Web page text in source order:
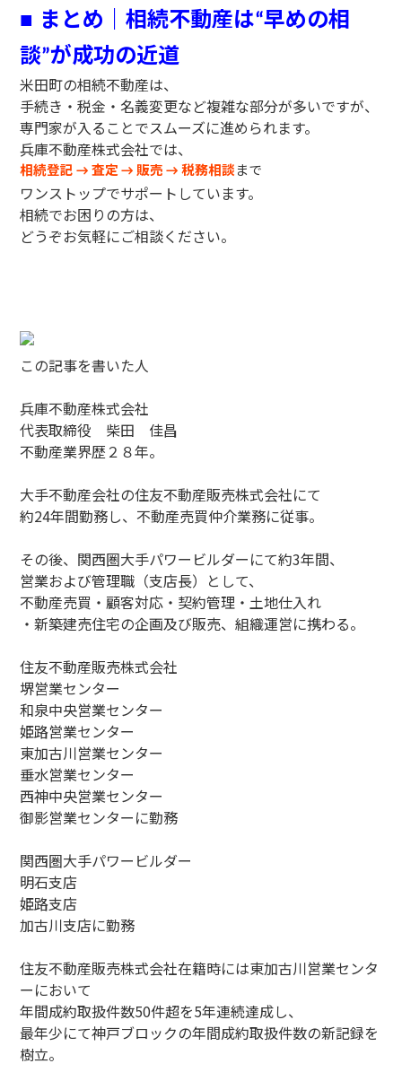
■ まとめ｜相続不動産は“早めの相
談”が成功の近道
米田町の相続不動産は、
手続き・税金・名義変更など複雑な部分が多いですが、
専門家が入ることでスムーズに進められます。
兵庫不動産株式会社では、
相続登記 →査定 →販売 →税務相談まで
ワンストップでサポートしています。
相続でお困りの方は、
どうぞお気軽にご相談ください。
この記事を書いた人
兵庫不動産株式会社
代表取締役 柴田 佳昌
不動産業界歴２８年。
大手不動産会社の住友不動産販売株式会社にて
約24年間勤務し、不動産売買仲介業務に従事。
その後、関西圏大手パワービルダーにて約3年間、
営業および管理職（支店長）として、
不動産売買・顧客対応・契約管理・土地仕入れ
・新築建売住宅の企画及び販売、組織運営に携わる。
住友不動産販売株式会社
堺営業センター
和泉中央営業センター
姫路営業センター
東加古川営業センター
垂水営業センター
西神中央営業センター
御影営業センターに勤務
関西圏大手パワービルダー
明石支店
姫路支店
加古川支店に勤務
住友不動産販売株式会社在籍時には東加古川営業センタ
ーにおいて
年間成約取扱件数50件超を5年連続達成し、
最年少にて神戸ブロックの年間成約取扱件数の新記録を
樹立。